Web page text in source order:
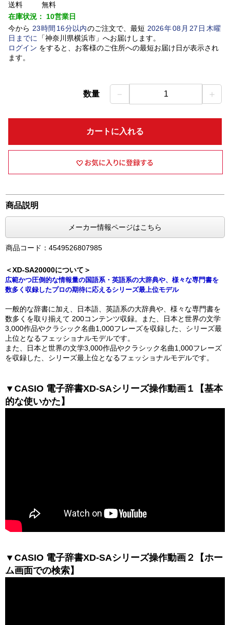
送料
無料
在庫状況： 10営業日
今から 23時間 16分以内のご注文で、最短 2026年08 月 27 日木曜
日 までに 「神奈川県横浜市」 へお届けします。
ログイン をすると、お客様のご住所への最短お届け日が表示され
ます。
数量 － 1 ＋
カートに入れる
商品説明
メーカー情報ページはこちら
商品コード：4549526807985
＜XD-SA20000について＞
広範かつ圧倒的な情報量の国語系・英語系の大辞典や、様々な専門書を
数多く収録したプロの期待に応えるシリーズ最上位モデル
一般的な辞書に加え、日本語、英語系の大辞典や、様々な専門書を
数多くを取り揃えて 200コンテンツ収録。また、日本と世界の文学
3,000作品やクラシック名曲1,000フレーズを収録した、シリーズ最
上位となるフェッショナルモデルです。
また、日本と世界の文学3,000作品やクラシック名曲1,000フレーズ
を収録した、シリーズ最上位となるフェッショナルモデルです。
▼CASIO 電子辞書XD-SAシリーズ操作動画１【基本
的な使いかた】
▼CASIO 電子辞書XD-SAシリーズ操作動画２【ホー
ム画面での検索】